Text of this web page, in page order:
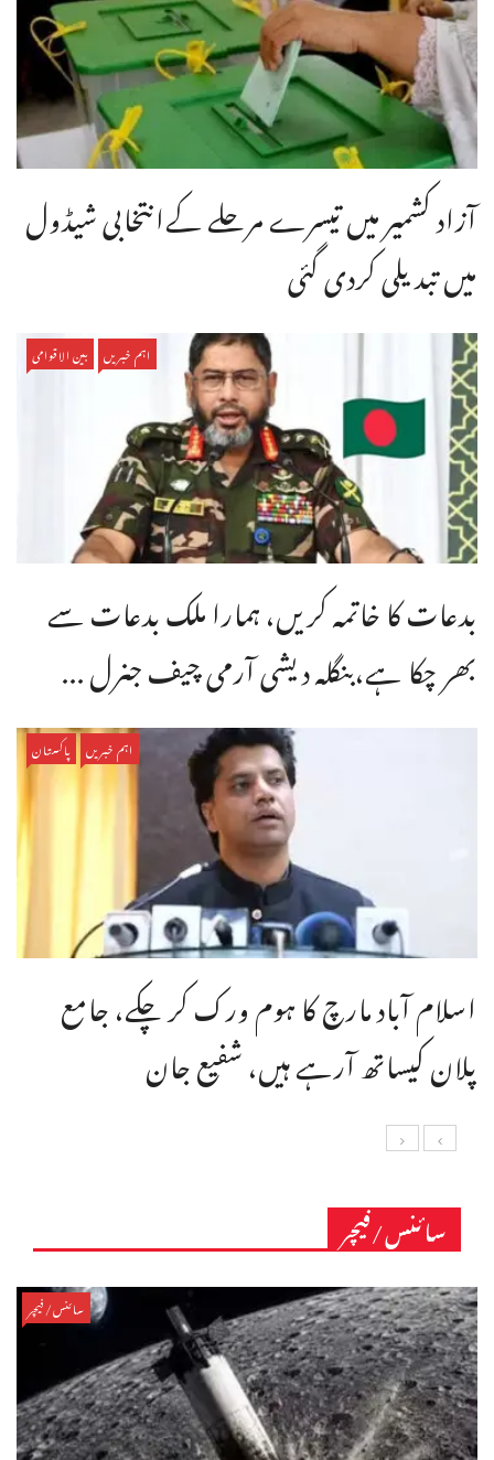
آزاد کشمیر میں تیسرے مرحلے کےانتخابی شیڈول
میں تبدیلی کردی گئی
اہم خبریں بین الاقوامی
بدعات کا خاتمہ کریں، ہمارا ملک بدعات سے
بھر چکا ہے،بنگله دیشی آرمی چیف جنرل ...
اہم خبریں پاکستان
اسلام آباد مارچ کا ہوم ورک کر چکے، جامع
پلان کیساتھ آرہے ہیں، شفیع جان
سائنس/فیچر
سائنس/فیچر